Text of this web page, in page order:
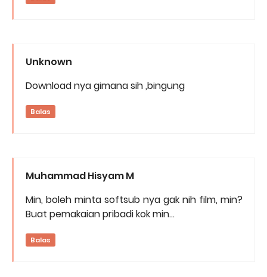
Unknown
Download nya gimana sih ,bingung
Balas
Muhammad Hisyam M
Min, boleh minta softsub nya gak nih film, min?
Buat pemakaian pribadi kok min...
Balas